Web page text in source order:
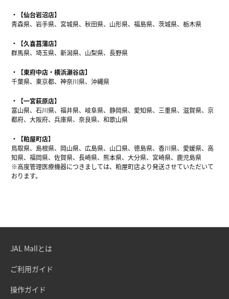
【仙台岩沼店】
青森県、岩手県、宮城県、秋田県、山形県、福島県、茨城県、栃木県
【久喜菖蒲店】
群馬県、埼玉県、新潟県、山梨県、長野県
【東府中店・横浜瀬谷店】
千葉県、東京都、神奈川県、沖縄県
【一宮萩原店】
富山県、石川県、福井県、岐阜県、静岡県、愛知県、三重県、滋賀県、京
都府、大阪府、兵庫県、奈良県、和歌山県
【粕屋町店】
鳥取県、島根県、岡山県、広島県、山口県、徳島県、香川県、愛媛県、高
知県、福岡県、佐賀県、長崎県、熊本県、大分県、宮崎県、鹿児島県
※高度管理医療機器につきましては、粕屋町店より発送させていただいて
おります。
JAL Mallとは
ご利用ガイド
操作ガイド